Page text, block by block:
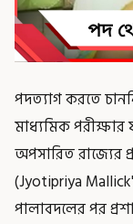
পদত্যাগ করতে
মাধ্যমিক
অপসারিত রাজ্যের
(Jyotipriya
পালাবদলের পর